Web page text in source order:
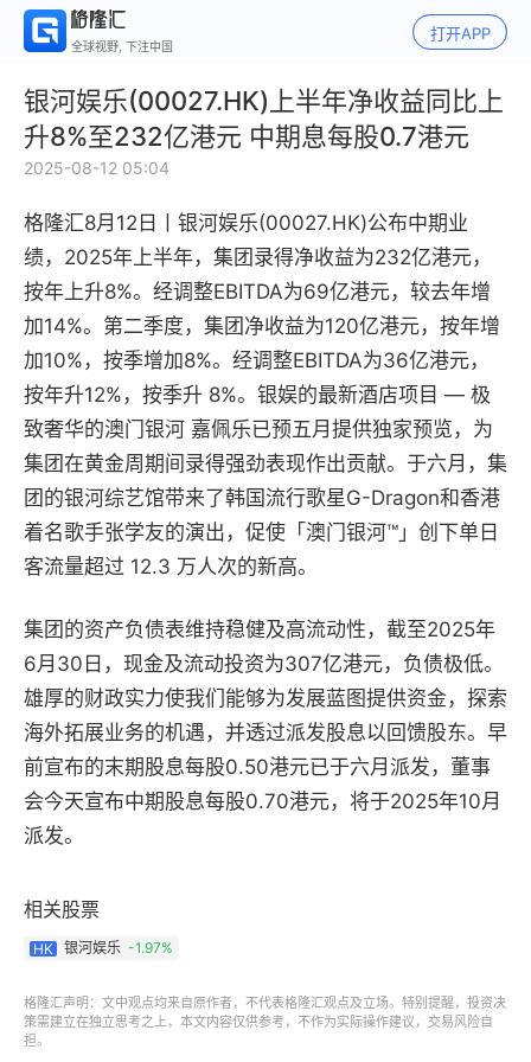
全球视野, 下注中国
打开APP
银河娱乐(00027.HK)上半年净收益同比上
升8%至232亿港元 中期息每股0.7港元
2025-08-12 05:04
格隆汇8月12日丨 银河娱乐(00027.HK)公布中期业
绩，2025年上半年，集团录得净收益为232亿港元，
按年上升8%。经调整EBITDA为69亿港元，较去年增
加14%。第二季度，集团净收益为120亿港元，按年增
加10%，按季增加8%。经调整EBITDA为36亿港元，
按年升12%，按季升 8%。银娱的最新酒店项目 — 极
致奢华的澳门银河 嘉佩乐已预五月提供独家预览，为
集团在黄金周期间录得强劲表现作出贡献。于六月，集
团的银河综艺馆带来了韩国流行歌星G-Dragon和香港
着名歌手张学友的演出，促使「澳门银河™ 」创下单日
客流量超过 12.3 万人次的新高。
集团的资产负债表维持稳健及高流动性，截至2025年
6月30日，现金及流动投资为307亿港元，负债极低。
雄厚的财政实力使我们能够为发展蓝图提供资金，探索
海外拓展业务的机遇，并透过派发股息以回馈股东。早
前宣布的末期股息每股0.50港元已于六月派发，董事
会今天宣布中期股息每股0.70港元，将于2025年10月
派发。
相关股票
HK 银河娱乐 -1.97%
格隆汇声明：文中观点均来自原作者，不代表格隆汇观点及立场。特别提醒，投资决
策需建立在独立思考之上，本文内容仅供参考，不作为实际操作建议，交易风险自
担。